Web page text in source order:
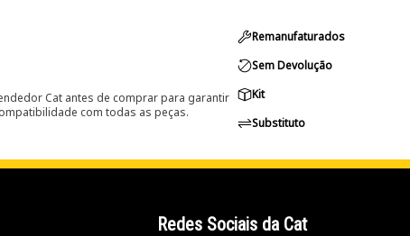
Cat antes de comprar para garantir
com todas as peças.
Remanufaturados
Sem Devolução
Kit
Substituto
Redes Sociais da Cat